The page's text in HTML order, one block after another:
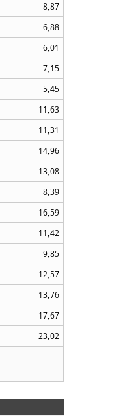
8,87
6,88
6,01
7,15
5,45
11,63
11,31
14,96
13,08
8,39
16,59
11,42
9,85
12,57
13,76
17,67
23,02